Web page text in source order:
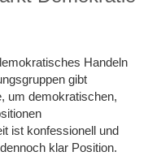
Handeln
gibt
um demokratischen,
ist konfessionell und
klar Position.